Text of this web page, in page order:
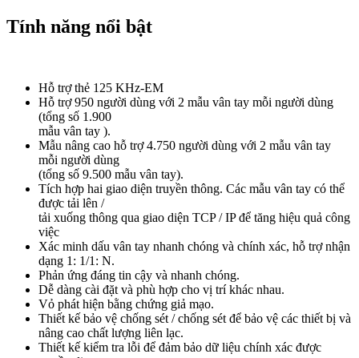
Tính năng nổi bật
Hỗ trợ thẻ 125 KHz-EM
Hỗ trợ 950 người dùng với 2 mẫu vân tay mỗi người dùng
(tổng số 1.900
mẫu vân tay ).
Mẫu nâng cao hỗ trợ 4.750 người dùng với 2 mẫu vân tay
mỗi người dùng
(tổng số 9.500 mẫu vân tay).
Tích hợp hai giao diện truyền thông. Các mẫu vân tay có thể
được tải lên /
tải xuống thông qua giao diện TCP / IP để tăng hiệu quả công
việc
Xác minh dấu vân tay nhanh chóng và chính xác, hỗ trợ nhận
dạng 1: 1/1: N.
Phản ứng đáng tin cậy và nhanh chóng.
Dễ dàng cài đặt và phù hợp cho vị trí khác nhau.
Vỏ phát hiện bằng chứng giả mạo.
Thiết kế bảo vệ chống sét / chống sét để bảo vệ các thiết bị và
nâng cao chất lượng liên lạc.
Thiết kế kiểm tra lỗi để đảm bảo dữ liệu chính xác được